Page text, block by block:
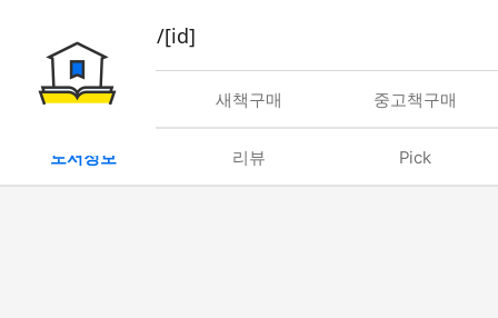
book/rent/[id]
대여 새책구매 중고책구매
도서정보 리뷰 Pick